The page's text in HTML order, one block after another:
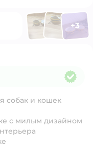
ФотоФотоФото
+3
Открыть
собак и кошек
с милым дизайном